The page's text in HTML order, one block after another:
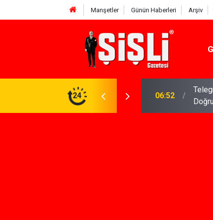
Manşetler Günün Haberleri Arşiv
24
Gerekenler: Telegram Gruplarında Daha
04:43 İş